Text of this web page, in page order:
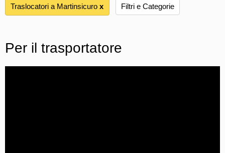
Traslocatori a Martinsicuro х Filtri e Categorie
Per il trasportatore